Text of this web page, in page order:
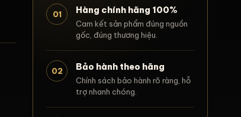
01 Hàng chính hãng 100%
Cam kết sản phẩm đúng nguồn
gốc, đúng thương hiệu.
02 Bảo hành theo hãng
Chính sách bảo hành rõ ràng, hỗ
trợ nhanh chóng.